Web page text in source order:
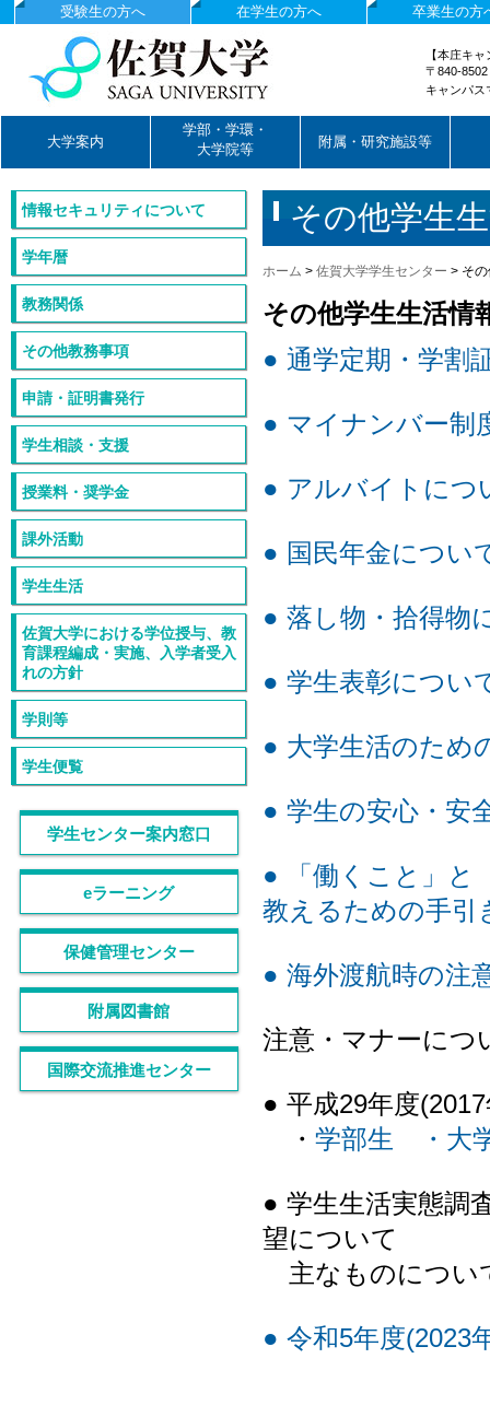
卒業生の方
在学生の方へ
受験生の方へ
国立大学法人佐賀大学
【本庄キ
〒840-
キャンパ
大学案内
学部・学環・
大学院等
附属・研究施設等
その他学生
ホーム > 佐賀大学学生センター > そ
その他学生生活情
● 通学定期・学割
● マイナンバー制
● アルバイトにつ
● 国民年金につい
● 落し物・拾得物
● 学生表彰につい
● 大学生活のため
● 学生の安心・安
● 「働くこと」と
教えるための手引
● 海外渡航時の注
注意・マナーにつ
● 平成29年度
・ 学部生 ・ 大
● 学生生活実態調
望について
主なものについ
● 令和5年度(2023
情報セキュリティについて
学年暦
教務関係
その他教務事項
申請・証明書発行
学生相談・支援
授業料・奨学金
課外活動
学生生活
佐賀大学における学位授与、教
育課程編成・実施、入学者受入
れの方針
学則等
学生便覧
学生センター案内窓口
eラーニング
保健管理センター
附属図書館
国際交流推進センター